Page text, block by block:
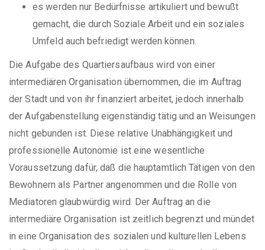
es werden nur Bedürfnisse artikuliert und bewußt
gemacht, die durch Soziale Arbeit und ein soziales
Umfeld auch befriedigt werden können.
Die Aufgabe des Quartiersaufbaus wird von einer
intermediären Organisation übernommen, die im Auftrag
der Stadt und von ihr finanziert arbeitet, jedoch innerhalb
der Aufgabenstellung eigenständig tätig und an Weisungen
nicht gebunden ist. Diese relative Unabhängigkeit und
professionelle Autonomie ist eine wesentliche
Voraussetzung dafür, daß die hauptamtlich Tätigen von den
Bewohnern als Partner angenommen und die Rolle von
Mediatoren glaubwürdig wird. Der Auftrag an die
intermediäre Organisation ist zeitlich begrenzt und mündet
in eine Organisation des sozialen und kulturellen Lebens